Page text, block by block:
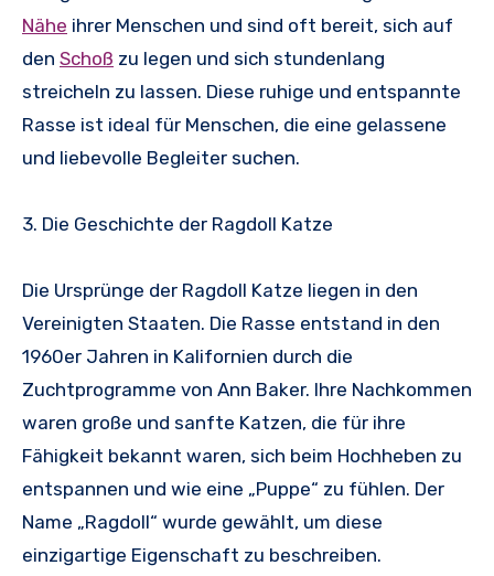
Nähe ihrer Menschen und sind oft bereit, sich auf
den Schoß zu legen und sich stundenlang
streicheln zu lassen. Diese ruhige und entspannte
Rasse ist ideal für Menschen, die eine gelassene
und liebevolle Begleiter suchen.
3. Die Geschichte der Ragdoll Katze
Die Ursprünge der Ragdoll Katze liegen in den
Vereinigten Staaten. Die Rasse entstand in den
1960er Jahren in Kalifornien durch die
Zuchtprogramme von Ann Baker. Ihre Nachkommen
waren große und sanfte Katzen, die für ihre
Fähigkeit bekannt waren, sich beim Hochheben zu
entspannen und wie eine „Puppe“ zu fühlen. Der
Name „Ragdoll“ wurde gewählt, um diese
einzigartige Eigenschaft zu beschreiben.